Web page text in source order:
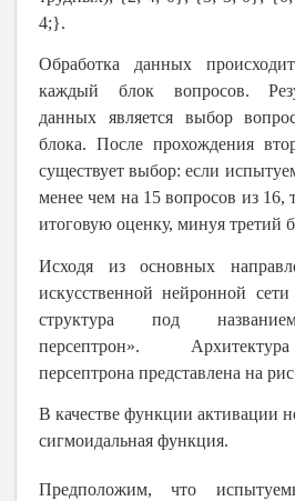
4;}.
Обработка данных
каждый блок вопросов.
данных является выбор
блока. После прохождения
существует выбор: если
менее чем на 15 вопросов из 16,
итоговую оценку, минуя третий
Исходя из основных
искусственной нейронной
структура под
персептрон». Архитектура
персептрона представлена на
В качестве функции активации
сигмоидальная функция.
Предположим, что